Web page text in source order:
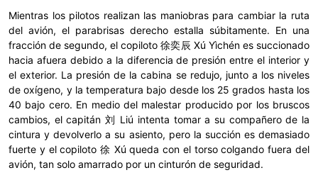
Mientras los pilotos realizan las maniobras para cambiar la ruta
del avión, el parabrisas derecho estalla súbitamente. En una
fracción de segundo, el copiloto 徐奕辰 Xú Yìchén es succionado
hacia afuera debido a la diferencia de presión entre el interior y
el exterior. La presión de la cabina se redujo, junto a los niveles
de oxígeno, y la temperatura bajo desde los 25 grados hasta los
40 bajo cero. En medio del malestar producido por los bruscos
cambios, el capitán 刘 Liú intenta tomar a su compañero de la
cintura y devolverlo a su asiento, pero la succión es demasiado
fuerte y el copiloto 徐 Xú queda con el torso colgando fuera del
avión, tan solo amarrado por un cinturón de seguridad.